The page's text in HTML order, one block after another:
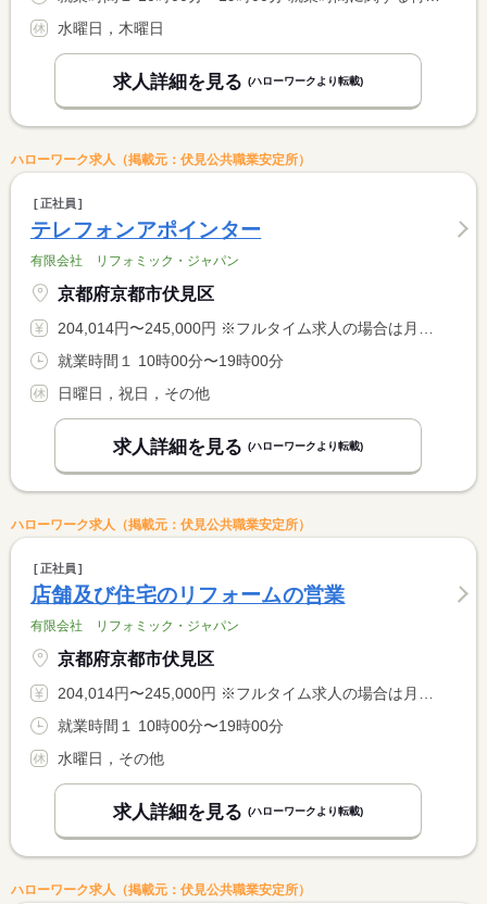
水曜日，木曜日
求人詳細を見る (ハローワークより転載)
ハローワーク求人（掲載元：伏見公共職業安定所）
正社員
テレフォンアポインター
有限会社 リフォミック・ジャパン
京都府京都市伏見区
204,014円〜245,000円 ※フルタイム求人の場合は月額（換算額）、パート求人の場合は時間額を表示しています。
就業時間１ 10時00分〜19時00分
日曜日，祝日，その他
求人詳細を見る (ハローワークより転載)
ハローワーク求人（掲載元：伏見公共職業安定所）
正社員
店舗及び住宅のリフォームの営業
有限会社 リフォミック・ジャパン
京都府京都市伏見区
204,014円〜245,000円 ※フルタイム求人の場合は月額（換算額）、パート求人の場合は時間額を表示しています。
就業時間１ 10時00分〜19時00分
水曜日，その他
求人詳細を見る (ハローワークより転載)
ハローワーク求人（掲載元：伏見公共職業安定所）